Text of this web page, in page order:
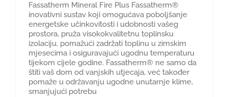
Fassatherm Mineral Fire Plus Fassatherm®
inovativni sustav koji omogućava poboljšanje
energetske učinkovitosti i udobnosti vašeg
prostora, pruža visokokvalitetnu toplinsku
izolaciju, pomažući zadržati toplinu u zimskim
mjesecima i osiguravajući ugodnu temperaturu
tijekom cijele godine. Fassatherm® ne samo da
štiti vaš dom od vanjskih utjecaja, već također
pomaže u održavanju ugodne unutarnje klime,
smanjujući potrebu